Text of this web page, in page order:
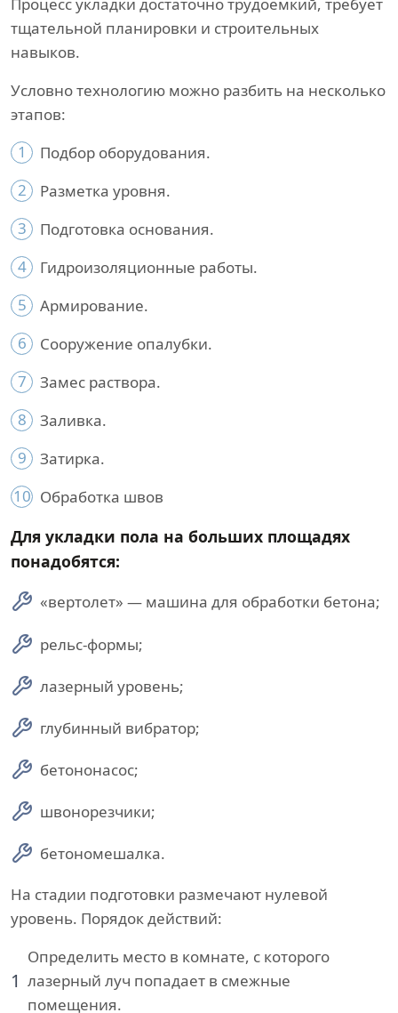
Процесс укладки достаточно трудоемкий, требует
тщательной планировки и строительных
навыков.
Условно технологию можно разбить на несколько
этапов:
1
Подбор оборудования.
2
Разметка уровня.
3
Подготовка основания.
4
Гидроизоляционные работы.
5
Армирование.
6
Сооружение опалубки.
7
Замес раствора.
8
Заливка.
9
Затирка.
10 Обработка швов
Для укладки пола на больших площадях
понадобятся:
«вертолет» — машина для обработки бетона;
рельс-формы;
лазерный уровень;
глубинный вибратор;
бетононасос;
швонорезчики;
бетономешалка.
На стадии подготовки размечают нулевой
уровень. Порядок действий:
1
Определить место в комнате, с которого
лазерный луч попадает в смежные
помещения.